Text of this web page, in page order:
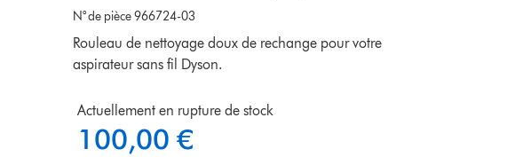
N° de pièce 966724-03
Rouleau de nettoyage doux de rechange pour votre
aspirateur sans fil Dyson.
Actuellement en rupture de stock
100,00 €